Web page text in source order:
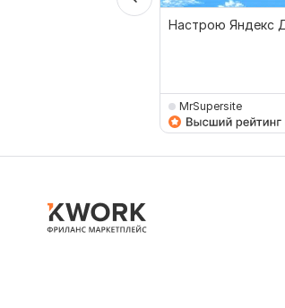
Настрою Яндекс
MrSupersite